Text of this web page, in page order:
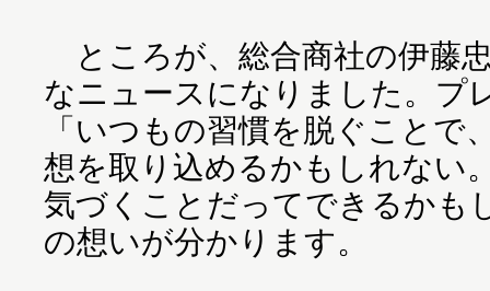
ところが、総合商社の伊藤
なニュースになりました。プ
「いつもの習慣を脱ぐことで
想を取り込めるかもしれない
気づくことだってできるかも
の想いが分かります。